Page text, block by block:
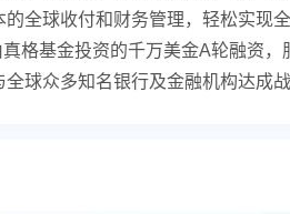
全球收付和财务管理，轻松实现
格基金投资的千万美金A轮融资
球众多知名银行及金融机构达成战